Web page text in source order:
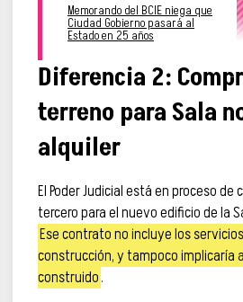
Memorando del BCIE niega que
Ciudad Gobierno pasará al
Estado en 25 años
Diferencia 2:
terreno para Sala
alquiler
El Poder Judicial está en proceso de
tercero para el nuevo edificio de la
Ese contrato no incluye los
construcción, y tampoco implicaría
construido.